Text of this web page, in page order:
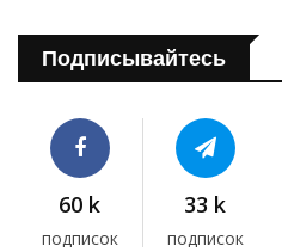
Подписывайтесь
60 k
подписок
33 k
подписок